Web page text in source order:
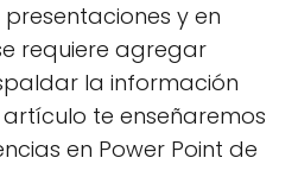
y en
requiere agregar
la información
te enseñaremos
en Power Point de